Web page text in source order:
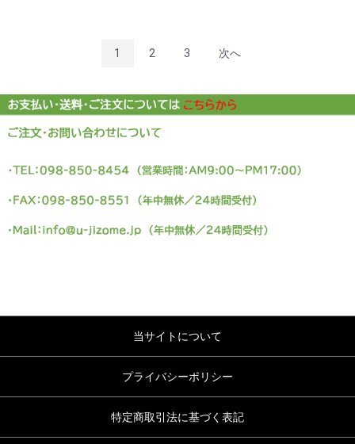
1 2 3 次へ
当サイトについて
プライバシーポリシー
特定商取引法に基づく表記